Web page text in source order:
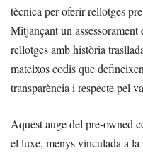
tècnica per oferir rellotges
Mitjançant un
rellotges amb història
mateixos codis que
transparència i respecte pel
Aquest auge del pre-owned
el luxe, menys vinculada a la